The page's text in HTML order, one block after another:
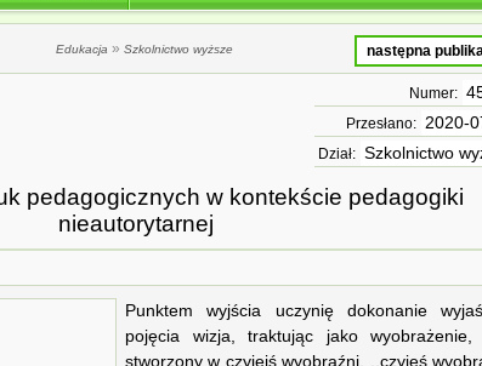
Edukacja » Szkolnictwo wyższe następna
Numer:
Przesłano: 2020-
Dział: Szkolnictwo
pedagogicznych w kontekście pedagogiki
nieautorytarnej
Punktem wyjścia uczynię dokonanie
pojęcia wizja, traktując jako wyobrażenie,
stworzony w czyjejś wyobraźni, ,,czyjeś